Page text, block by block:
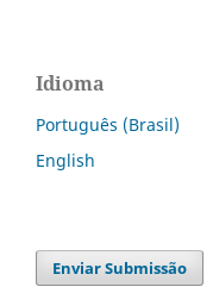
Idioma
Português (Brasil)
English
Enviar Submissão